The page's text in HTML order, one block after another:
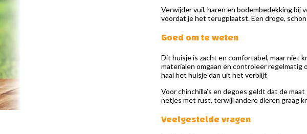
Verwijder vuil, haren en bodembedekking bij
voordat je het terugplaatst. Een droge,
Goed om te weten
Dit huisje is zacht en comfortabel, maar niet
materialen omgaan en controleer regelmatig
haal het huisje dan uit het verblijf.
Voor chinchilla’s en degoes geldt dat de
netjes met rust, terwijl andere dieren graag
Veelgestelde vragen